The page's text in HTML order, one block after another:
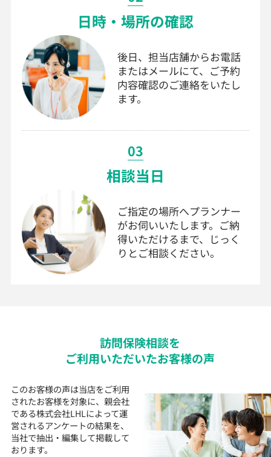
日時・場所の確認
後日、担当店舗からお電話
またはメールにて、ご予約
内容確認のご連絡をいたし
ます。
03
相談当日
ご指定の場所へプランナー
がお伺いいたします。ご納
得いただけるまで、じっく
りとご相談ください。
訪問保険相談を
ご利用いただいたお客様の声
このお客様の声は当店をご利用
されたお客様を対象に、 親会社
である株式会社LHLによって運
営されるアンケートの結果を、
当社で抽出・編集して掲載して
おります。